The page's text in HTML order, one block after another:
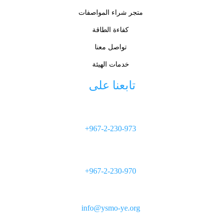
info@ysmo-ye.org
تابعنا على
+967-2-230-970
+967-2-230-973
متجر شراء المواصفات
كفاءة الطاقة
تواصل معنا
خدمات الهيئة